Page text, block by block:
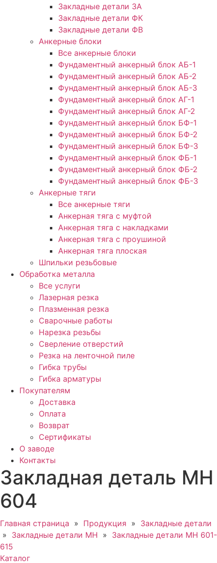
Закладные детали ЗА
Закладные детали ФК
Закладные детали ФВ
Анкерные блоки
Все анкерные блоки
Фундаментный анкерный блок АБ-1
Фундаментный анкерный блок АБ-2
Фундаментный анкерный блок АБ-3
Фундаментный анкерный блок АГ-1
Фундаментный анкерный блок АГ-2
Фундаментный анкерный блок БФ-1
Фундаментный анкерный блок БФ-2
Фундаментный анкерный блок БФ-3
Фундаментный анкерный блок ФБ-1
Фундаментный анкерный блок ФБ-2
Фундаментный анкерный блок ФБ-3
Анкерные тяги
Все анкерные тяги
Анкерная тяга с муфтой
Анкерная тяга с накладками
Анкерная тяга с проушиной
Анкерная тяга плоская
Шпильки резьбовые
Обработка металла
Все услуги
Лазерная резка
Плазменная резка
Сварочные работы
Нарезка резьбы
Сверление отверстий
Резка на ленточной пиле
Гибка трубы
Гибка арматуры
Покупателям
Доставка
Оплата
Возврат
Сертификаты
О заводе
Контакты
Закладная деталь МН
604
Главная страница » Продукция » Закладные детали
» Закладные детали МН » Закладные детали МН 601-
615
Каталог